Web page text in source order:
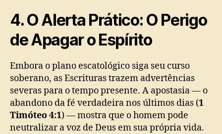
4. O Alerta Prático: O Perigo
de Apagar o Espírito
Embora o plano escatológico siga seu curso
soberano, as Escrituras trazem advertências
severas para o tempo presente. A apostasia — o
abandono da fé verdadeira nos últimos dias (1
Timóteo 4:1) — mostra que o homem pode
neutralizar a voz de Deus em sua própria vida.